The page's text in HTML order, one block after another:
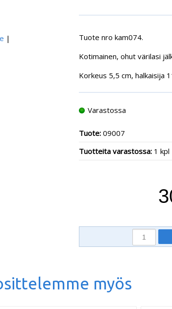
|
Tuote nro kam074.
Kotimainen, ohut värilasi
Korkeus 5,5 cm, halkaisija
Varastossa
Tuote: 09007
Tuotteita varastossa: 1 kpl
myös